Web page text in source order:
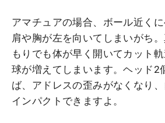
アマチュアの場合、ボール近くに
肩や胸が左を向いてしまいがち
もりでも体が早く開いてカット
球が増えてしまいます。ヘッド2
ば、アドレスの歪みがなくなり
インパクトできますよ。